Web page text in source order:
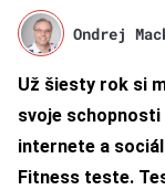
Ondrej
Už šiesty rok si
svoje
internete a
Fitness teste.